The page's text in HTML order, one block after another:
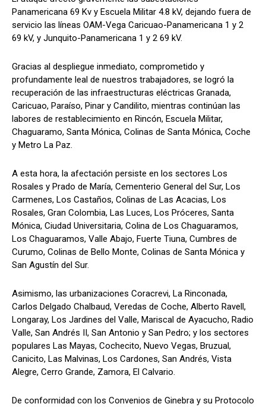
Panamericana 69 Kv y Escuela Militar 4.8 kV, dejando fuera de
servicio las líneas OAM-Vega Caricuao-Panamericana 1 y 2
69 kV, y Junquito-Panamericana 1 y 2 69 kV.
Gracias al despliegue inmediato, comprometido y
profundamente leal de nuestros trabajadores, se logró la
recuperación de las infraestructuras eléctricas Granada,
Caricuao, Paraíso, Pinar y Candilito, mientras continúan las
labores de restablecimiento en Rincón, Escuela Militar,
Chaguaramo, Santa Mónica, Colinas de Santa Mónica, Coche
y Metro La Paz.
A esta hora, la afectación persiste en los sectores Los
Rosales y Prado de María, Cementerio General del Sur, Los
Carmenes, Los Castaños, Colinas de Las Acacias, Los
Rosales, Gran Colombia, Las Luces, Los Próceres, Santa
Mónica, Ciudad Universitaria, Colina de Los Chaguaramos,
Los Chaguaramos, Valle Abajo, Fuerte Tiuna, Cumbres de
Curumo, Colinas de Bello Monte, Colinas de Santa Mónica y
San Agustín del Sur.
Asimismo, las urbanizaciones Coracrevi, La Rinconada,
Carlos Delgado Chalbaud, Veredas de Coche, Alberto Ravell,
Longaray, Los Jardines del Valle, Mariscal de Ayacucho, Radio
Valle, San Andrés II, San Antonio y San Pedro; y los sectores
populares Las Mayas, Cochecito, Nuevo Vegas, Bruzual,
Canicito, Las Malvinas, Los Cardones, San Andrés, Vista
Alegre, Cerro Grande, Zamora, El Calvario.
De conformidad con los Convenios de Ginebra y su Protocolo